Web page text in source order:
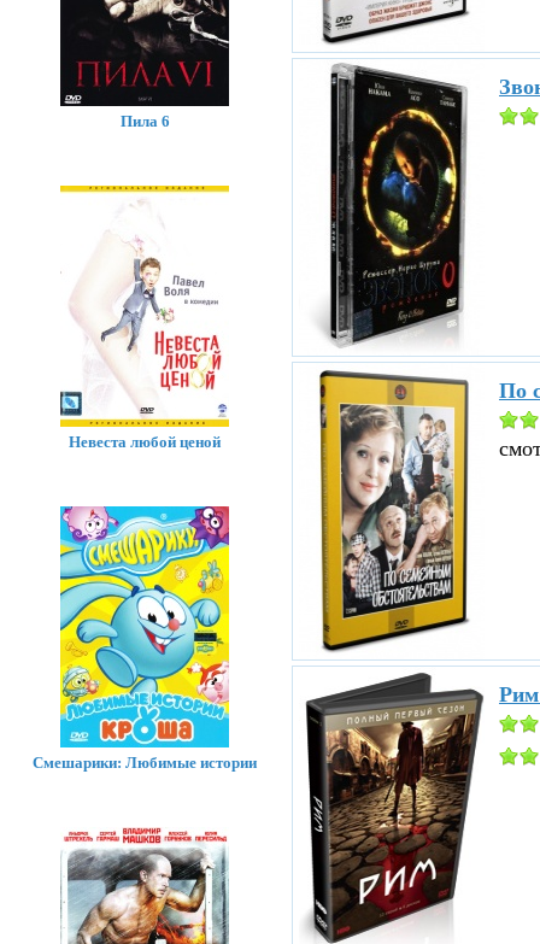
По
Рим
Пила 6
Невеста любой ценой
Смешарики: Любимые истории